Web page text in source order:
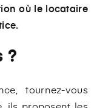
où le locataire
?
tournez-vous